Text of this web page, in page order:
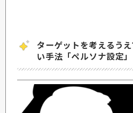
ターゲットを考えるう
い手法「ペルソナ設定」